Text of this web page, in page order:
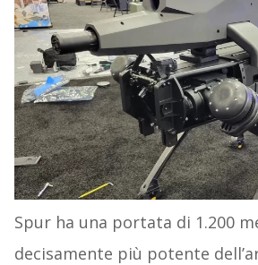
Spur ha una portata di 1.200
decisamente più potente